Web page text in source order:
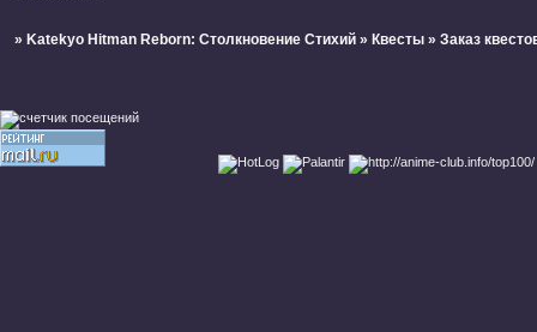
»Katekyo Hitman Reborn: Столкновение Стихий »Квесты »Заказ